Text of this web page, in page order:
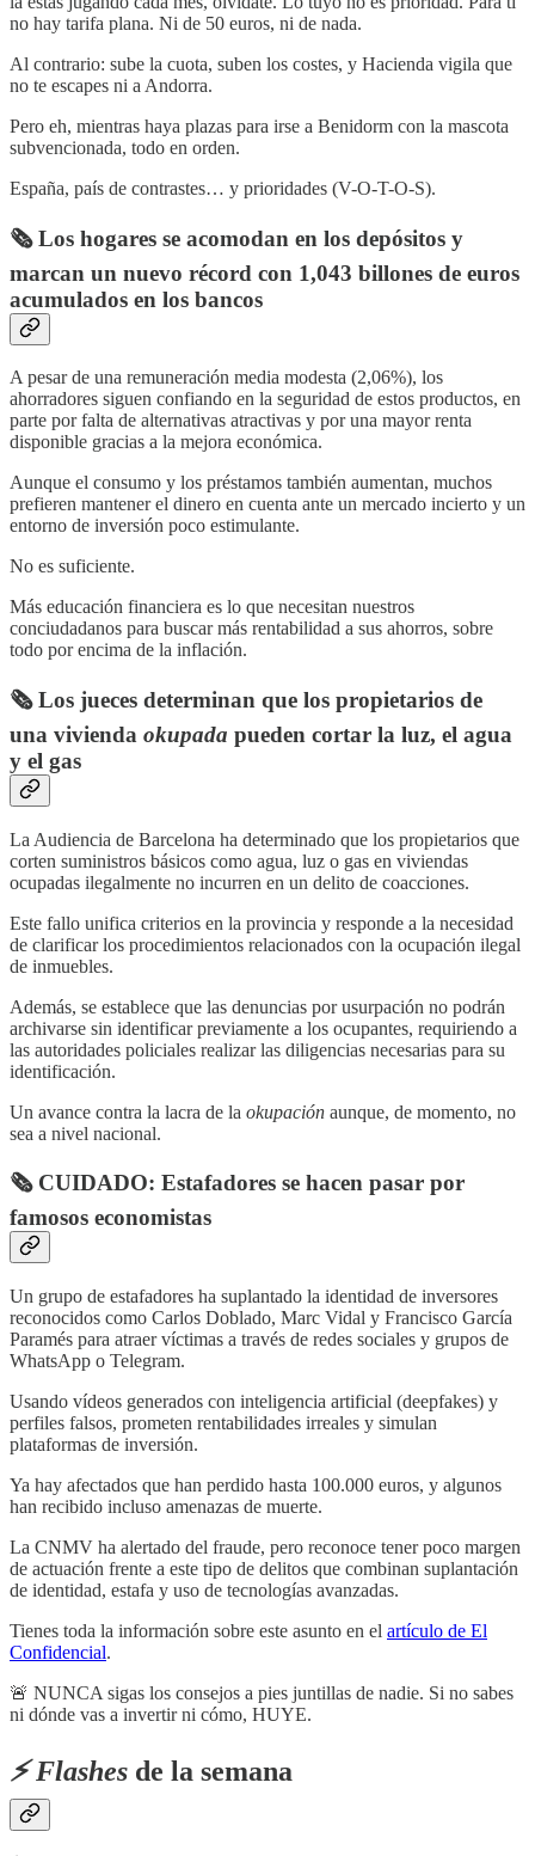
no hay tarifa plana. Ni de 50 euros, ni de nada.
Al contrario: sube la cuota, suben los costes, y Hacienda vigila que
no te escapes ni a Andorra.
Pero eh, mientras haya plazas para irse a Benidorm con la mascota
subvencionada, todo en orden.
España, país de contrastes… y prioridades (V-O-T-O-S).
🗞️ Los hogares se acomodan en los depósitos y
marcan un nuevo récord con 1,043 billones de euros
acumulados en los bancos
A pesar de una remuneración media modesta (2,06%), los
ahorradores siguen confiando en la seguridad de estos productos, en
parte por falta de alternativas atractivas y por una mayor renta
disponible gracias a la mejora económica.
Aunque el consumo y los préstamos también aumentan, muchos
prefieren mantener el dinero en cuenta ante un mercado incierto y un
entorno de inversión poco estimulante.
No es suficiente.
Más educación financiera es lo que necesitan nuestros
conciudadanos para buscar más rentabilidad a sus ahorros, sobre
todo por encima de la inflación.
🗞️ Los jueces determinan que los propietarios de
una vivienda okupada pueden cortar la luz, el agua
y el gas
La Audiencia de Barcelona ha determinado que los propietarios que
corten suministros básicos como agua, luz o gas en viviendas
ocupadas ilegalmente no incurren en un delito de coacciones.
Este fallo unifica criterios en la provincia y responde a la necesidad
de clarificar los procedimientos relacionados con la ocupación ilegal
de inmuebles.
Además, se establece que las denuncias por usurpación no podrán
archivarse sin identificar previamente a los ocupantes, requiriendo a
las autoridades policiales realizar las diligencias necesarias para su
identificación.
Un avance contra la lacra de la okupación aunque, de momento, no
sea a nivel nacional.
🗞️ CUIDADO: Estafadores se hacen pasar por
famosos economistas
Un grupo de estafadores ha suplantado la identidad de inversores
reconocidos como Carlos Doblado, Marc Vidal y Francisco García
Paramés para atraer víctimas a través de redes sociales y grupos de
WhatsApp o Telegram.
Usando vídeos generados con inteligencia artificial (deepfakes) y
perfiles falsos, prometen rentabilidades irreales y simulan
plataformas de inversión.
Ya hay afectados que han perdido hasta 100.000 euros, y algunos
han recibido incluso amenazas de muerte.
La CNMV ha alertado del fraude, pero reconoce tener poco margen
de actuación frente a este tipo de delitos que combinan suplantación
de identidad, estafa y uso de tecnologías avanzadas.
Tienes toda la información sobre este asunto en el artículo de El
Confidencial.
🚨 NUNCA sigas los consejos a pies juntillas de nadie. Si no sabes
ni dónde vas a invertir ni cómo, HUYE.
⚡️ Flashes de la semana